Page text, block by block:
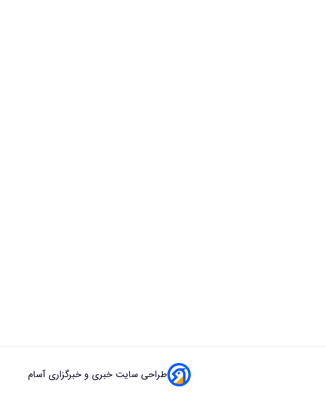
طراحی سایت خبری و خبرگزاری آسام